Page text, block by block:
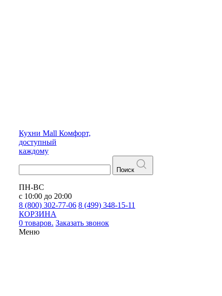
Кухни Mall Комфорт,
доступный
каждому
Поиск
ПН-ВС
с 10:00 до 20:00
8 (800) 302-77-06 8 (499) 348-15-11
КОРЗИНА
0 товаров. Заказать звонок
Меню